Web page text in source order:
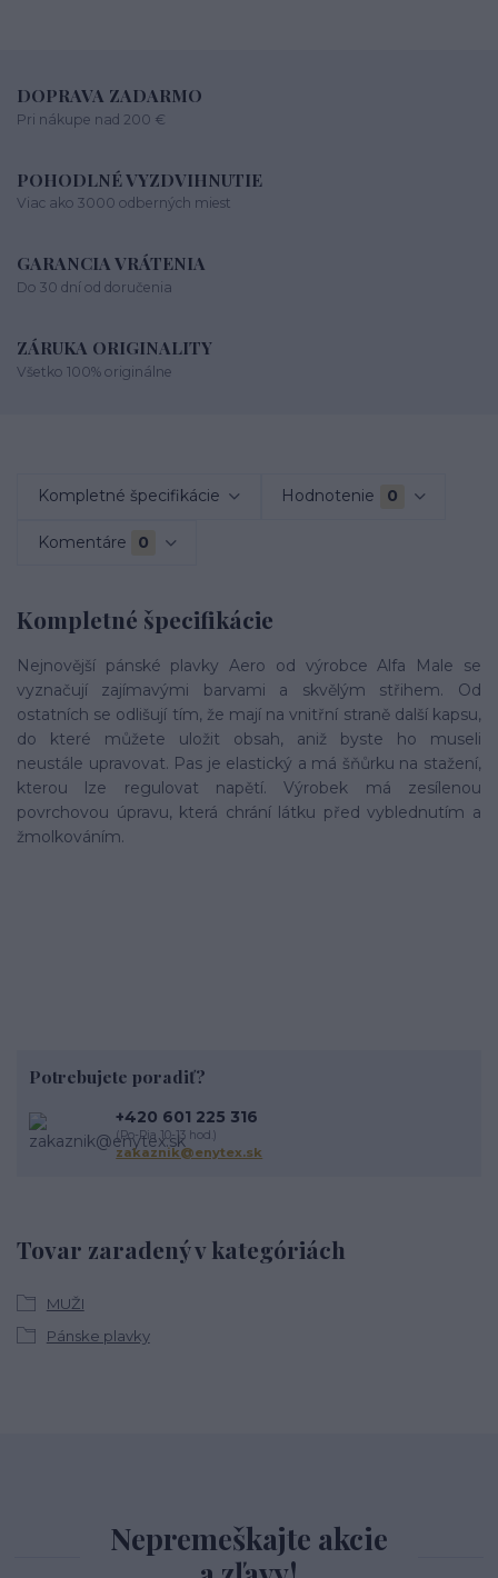
DOPRAVA ZADARMO
Pri nákupe nad 200 €
POHODLNÉ VYZDVIHNUTIE
Viac ako 3000 odberných miest
GARANCIA VRÁTENIA
Do 30 dní od doručenia
ZÁRUKA ORIGINALITY
Všetko 100% originálne
Kompletné špecifikácie Hodnotenie 0
Komentáre 0
Kompletné špecifikácie
Nejnovější pánské plavky Aero od výrobce Alfa Male se
vyznačují zajímavými barvami a skvělým střihem. Od
ostatních se odlišují tím, že mají na vnitřní straně další kapsu,
do které můžete uložit obsah, aniž byste ho museli
neustále upravovat. Pas je elastický a má šňůrku na stažení,
kterou lze regulovat napětí. Výrobek má zesílenou
povrchovou úpravu, která chrání látku před vyblednutím a
žmolkováním.
Tovar zaradený v kategóriách
MUŽI
Pánske plavky
Potrebujete poradiť?
+420 601 225 316
(Po-Pia 10-13 hod.)
zakaznik@enytex.sk
Nepremeškajte akcie